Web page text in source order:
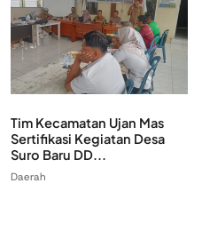
Tim Kecamatan Ujan Mas
Sertifikasi Kegiatan Desa
Suro Baru DD...
Daerah